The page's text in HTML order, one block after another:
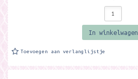
In winkelwagen
Toevoegen aan verlanglijstje